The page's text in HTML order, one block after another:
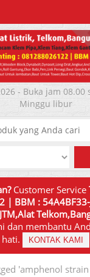
- Buka jam 08.00
Minggu libur
Customer Service
| BBM :
dan membantu
hati.
KONTAK KAMI
'amphenol